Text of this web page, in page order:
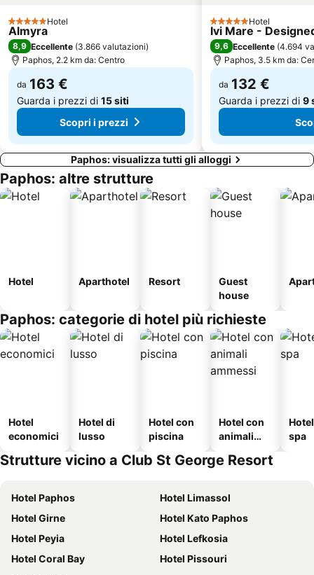
5 Stelle Hotel
Almyra
8,9 Eccellente (3.866 valutazioni)
Paphos, 2.2 km da: Centro
da 163 €
Guarda i prezzi di 15 siti
Scopri i prezzi
5 Stelle Hotel
Ivi Mare -
9,6 Eccellente (4.694
Paphos, 3.5 km da:
da 132 €
Guarda i prezzi di 9
Paphos: visualizza tutti gli alloggi
Paphos: altre strutture
Hotel Aparthotel Resort
Guest
house
Paphos: categorie di hotel più richieste
Hotel
economici
Hotel di
lusso
Hotel con
piscina
Hotel con
animali
spa
Strutture vicino a Club St George Resort
Hotel Paphos
Hotel Limassol
Hotel Girne
Hotel Kato Paphos
Hotel Peyia
Hotel Lefkosia
Hotel Coral Bay
Hotel Pissouri